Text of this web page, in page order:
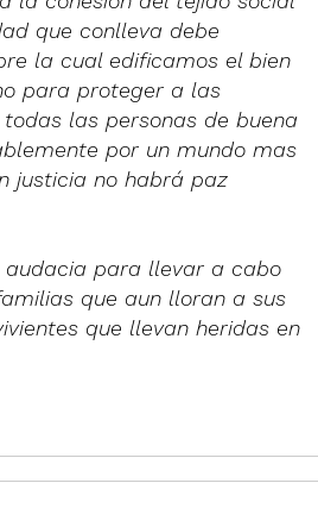
que conlleva debe
la cual edificamos el bien
para proteger a las
las personas de buena
por un mundo mas
justicia no habrá paz
audacia para llevar a cabo
que aun lloran a sus
que llevan heridas en